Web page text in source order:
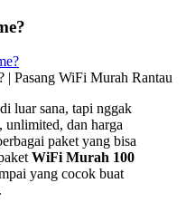
Pasang WiFi Murah Rantau
di luar sana, tapi nggak
unlimited, dan harga
paket yang bisa
WiFi Murah 100
yang cocok buat